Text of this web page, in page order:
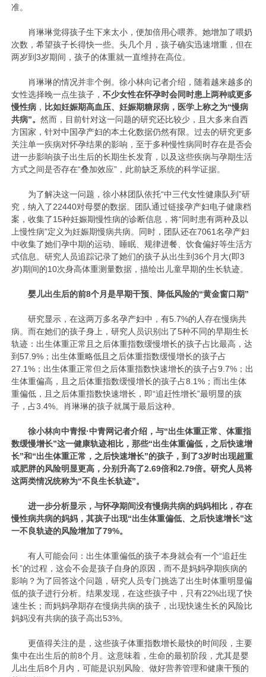
准。
肖琳琳觉得孩子生下来太小，便加倍用心喂养。她增加了喂奶
次数，希望孩子长得快一些。头几个月，孩子确实迅速增重，但在
两岁到3岁期间，孩子的体重就一直维持在高位。
肖琳琳的情况并非个例。徐小林向记者介绍，随着越来越多的
女性选择晚一点生孩子，不少女性在怀孕时会同时患上两种或更多
慢性病 ， 比如妊娠期高血压、妊娠期糖尿病，医学上称之为“慢病
共病”。然而，目前针对这一问题的研究还比较少，且大多来自西
方国家，针对中国孕产妇的本土化数据仍然有限。过去的研究更多
关注单一疾病对怀孕结果的影响，至于多种慢性病同时存在是否会
进一步影响孩子出生后的长期生长发育，以及这些疾病与孕期生活
方式之间是否存在“叠加效应”，此前缺乏系统的科学证据。
为了解决这一问题，徐小林团队依托“中三代女性健康队列”研
究，纳入了22440对母婴的数据。团队通过链接孕产妇电子健康档
案，收集了15种妊娠期慢性病的诊断信息，将“同时患有两种及以
上慢性病”定义为妊娠期慢病共病。同时，团队还在7061名孕产妇
中收集了她们孕中期的运动、睡眠、规律进餐、饮食偏好等生活方
式信息。研究人员追踪记录了她们的孩子从出生到36个月大(即3
岁)期间的10次身高体重测量数据，描绘出儿童早期的生长轨迹。
婴儿出生后的前8个月是早期干预、降低风险的“黄金窗口期”
研究显示，在这两万多名孕产妇中，有5.7%的人存在慢病共
病。而在她们的孩子身上，研究人员识别出了5种不同的早期生长
轨迹：出生体重正常且之后体重指数缓慢增长的孩子占比最高，达
到57.9%；出生体重略低且之后体重指数缓慢增长的孩子占
27.1%；出生体重正常但之后体重指数快速增长的孩子占9.7%；出
生体重偏高，且之后体重指数缓慢增长的孩子占8.1%；而出生体
重偏低，且之后体重指数快速增长，即“追赶性增长”最明显的孩
子，占3.4%。肖琳琳的孩子就属于最后这种。
徐小林向中青报·中青网记者介绍，与“出生体重正常、体重指
数缓慢增长”这一健康轨迹相比，那些“出生体重偏低，之后快速增
长”和“出生体重正常，之后快速增长”的孩子，到了3岁时出现超重
或肥胖的风险明显更高，分别升高了2.69倍和2.79倍。研究人员将
这两类情况统称为“不良生长轨迹”。
进一步分析显示，与怀孕期间没有慢病共病的妈妈相比，存在
慢性病共病的妈妈，其孩子出现“出生体重偏低、之后快速增长”这
一不良轨迹的风险增加了79%。
有人可能会问：出生体重偏低的孩子本身就会有一个“追赶生
长”的过程，这会不会是孩子自身的原因，而不是妈妈孕期疾病的
影响？为了回答这个问题，研究人员专门挑选了出生时体重明显偏
低的孩子进行分析。结果发现，在这些孩子中，只有22%出现了快
速生长；而妈妈孕期存在慢病共病的孩子，出现快速生长的风险比
妈妈没有共病的孩子高出53%。
更值得关注的是，这些孩子体重指数增长最快的时间段，主要
集中在出生后的前8个月。这意味着，生命的最初阶段，尤其是婴
儿出生后8个月内，可能是识别风险、做好营养管理和健康干预的